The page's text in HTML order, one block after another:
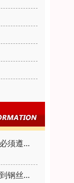
设备搬迁安全15条铁律：从搬运到吊装必须遵守的硬性标准
设备搬迁前必做的10项检查：从制动器到钢丝绳的核验